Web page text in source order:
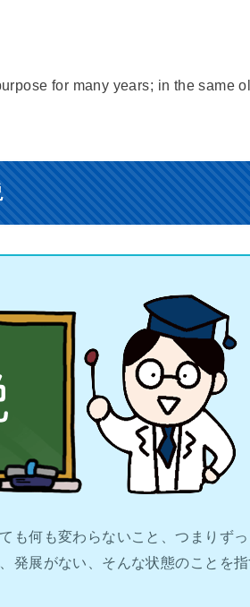
for many years; in the same
も何も変わらないこと、つまりずっ
発展がない、そんな状態のことを指